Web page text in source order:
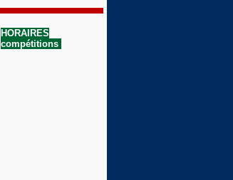
HORAIRES
compétitions